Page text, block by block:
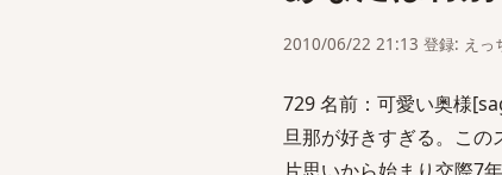
2010/06/22 21:13 登録: えっ
729 名前：可愛い奥様
旦那が好きすぎる。この